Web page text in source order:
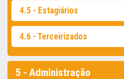
4.5 - Estagiários
4.6 - Terceirizados
5 - Administração